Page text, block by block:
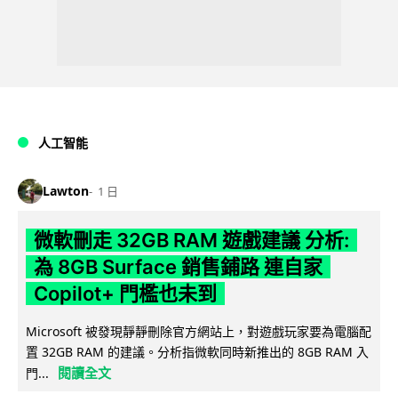
人工智能
Lawton 1 日
微軟刪走 32GB RAM 遊戲建議 分析:
為 8GB Surface 銷售鋪路 連自家
Copilot+ 門檻也未到
Microsoft 被發現靜靜刪除官方網站上，對遊戲玩家要為電腦配
置 32GB RAM 的建議。分析指微軟同時新推出的 8GB RAM 入
門...
閱讀全文